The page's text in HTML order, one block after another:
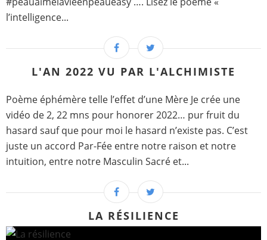
l’intelligence...
L'AN 2022 VU PAR L'ALCHIMISTE
Poème éphémère telle l’effet d’une Mère Je crée une
vidéo de 2, 22 mns pour honorer 2022… pur fruit du
hasard sauf que pour moi le hasard n’existe pas. C’est
juste un accord Par-Fée entre notre raison et notre
intuition, entre notre Masculin Sacré et...
LA RÉSILIENCE